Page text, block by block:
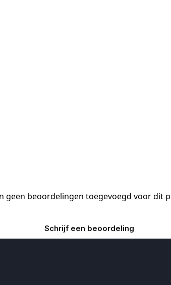
geen beoordelingen toegevoegd voor dit
Schrijf een beoordeling